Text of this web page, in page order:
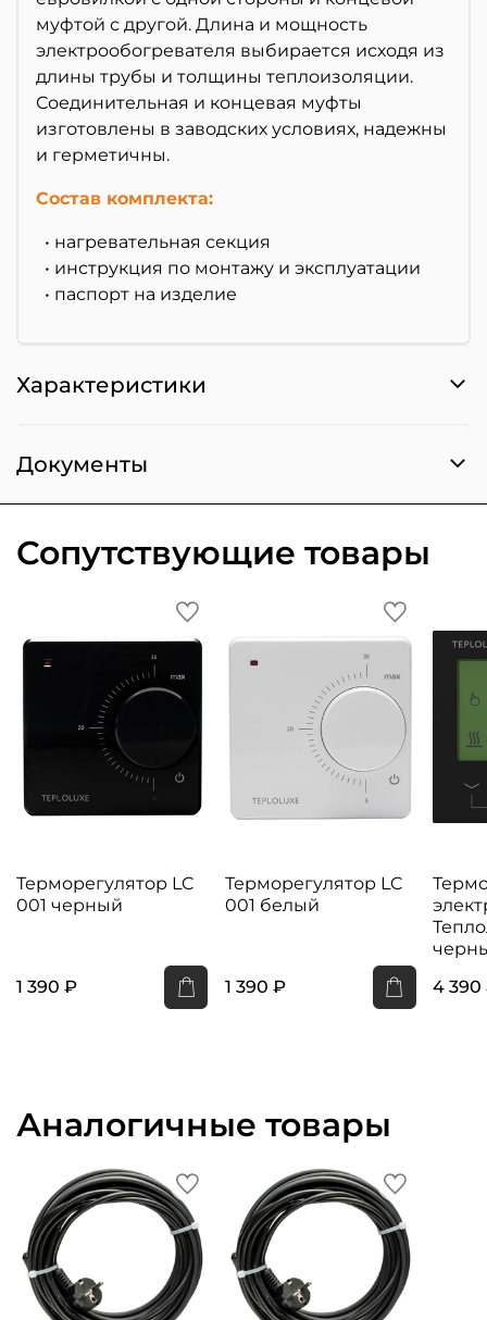
муфтой с другой. Длина и мощность
электрообогревателя выбирается исходя из
длины трубы и толщины теплоизоляции.
Соединительная и концевая муфты
изготовлены в заводских условиях, надежны
и герметичны.
Состав комплекта:
• нагревательная секция
• инструкция по монтажу и эксплуатации
• паспорт на изделие
Характеристики
Документы
Сопутствующие товары
Терморегулятор LC
001 черный
1 390 ₽
Терморегулятор LC
001 белый
1 390 ₽
4 390
Аналогичные товары